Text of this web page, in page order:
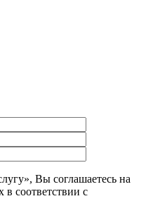
Вы соглашаетесь на
соответствии с